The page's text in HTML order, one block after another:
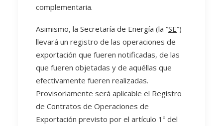
complementaria.
Asimismo, la Secretaría de Energía (la “SE”)
llevará un registro de las operaciones de
exportación que fueren notificadas, de las
que fueren objetadas y de aquéllas que
efectivamente fueren realizadas.
Provisoriamente será aplicable el Registro
de Contratos de Operaciones de
Exportación previsto por el artículo 1º del